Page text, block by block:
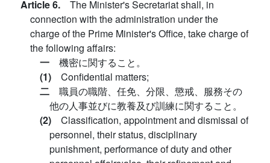
Article 6. The Minister's Secretariat shall, in
connection with the administration under the
charge of the Prime Minister's Office, take charge of
the following affairs:
一 機密に関すること。
(1) Confidential matters;
二 職員の職階、任免、分限、懲戒、服務その
他の人事並びに教養及び訓練に関すること。
(2) Classification, appointment and dismissal of
personnel, their status, disciplinary
punishment, performance of duty and other